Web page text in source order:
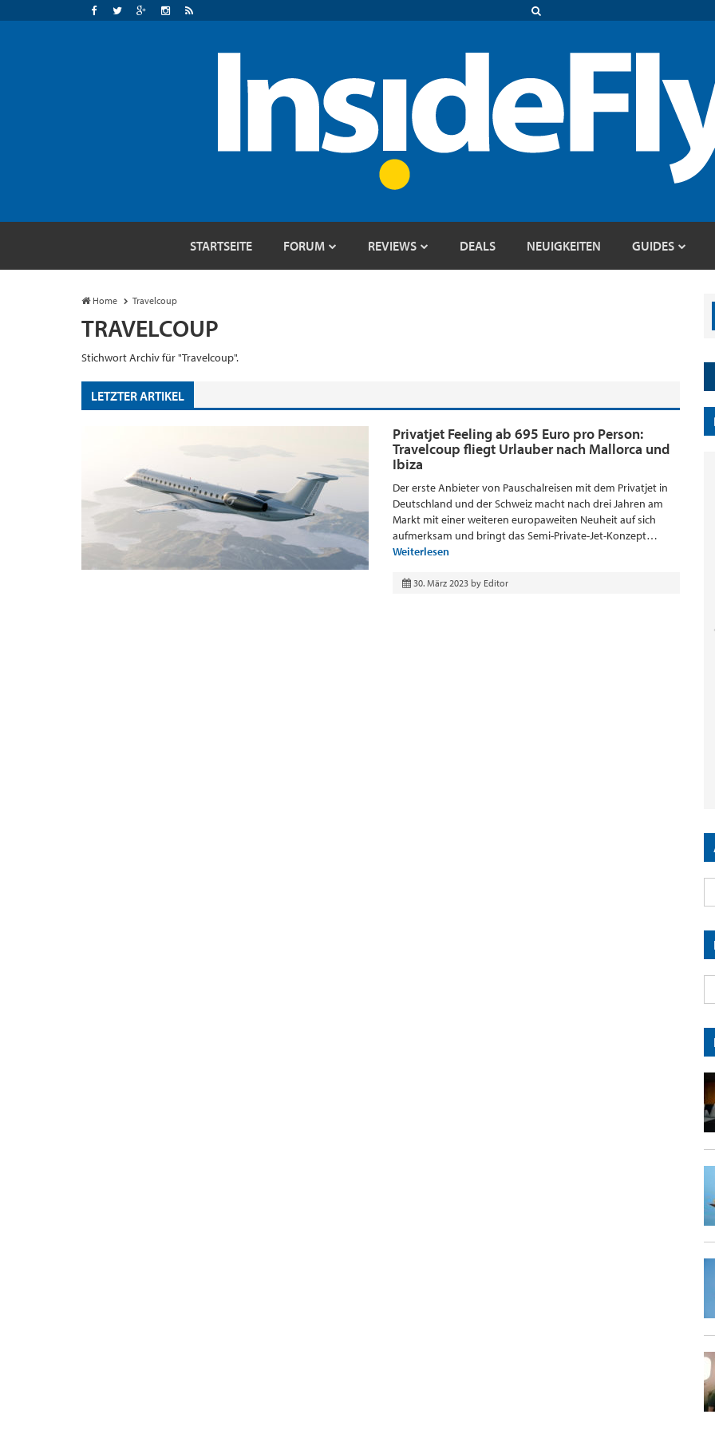
STARTSEITE FORUM REVIEWS DEALS NEUIGKEITEN GUIDES
Home Travelcoup
TRAVELCOUP
Stichwort Archiv für "Travelcoup".
LETZTER ARTIKEL
Privatjet Feeling ab 695 Euro pro Person:
Travelcoup fliegt Urlauber nach Mallorca und
Ibiza
Der erste Anbieter von Pauschalreisen mit dem Privatjet in
Deutschland und der Schweiz macht nach drei Jahren am
Markt mit einer weiteren europaweiten Neuheit auf sich
aufmerksam und bringt das Semi-Private-Jet-Konzept…
Weiterlesen
30. März 2023 by Editor